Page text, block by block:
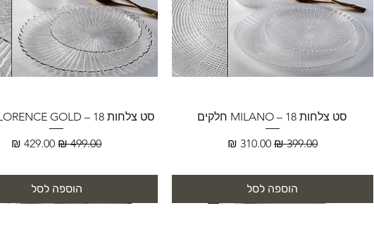
סט צלחות MILANO – 18 חלקים
מחיר רגיל‏399.00 ‏₪ מחיר מבצע‏310.00 ‏₪
הוספה לסל
סט צלחות FLORENCE GOLD – 18 חלקים
מחיר רגיל‏499.00 ‏₪ מחיר מבצע
הוספה לסל